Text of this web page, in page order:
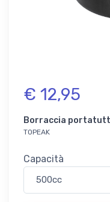
€ 12,95
Borraccia
TOPEAK
Capacità